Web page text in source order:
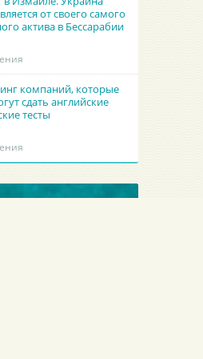
от своего самого
актива в Бессарабии
компаний, которые
сдать английские
тесты